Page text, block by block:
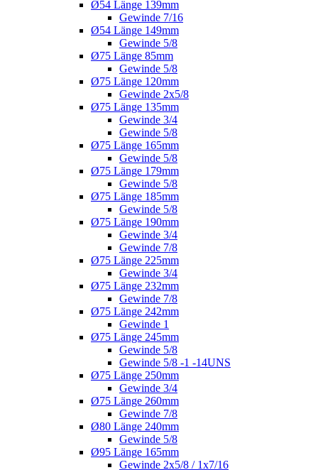
Ø54 Länge 139mm
Gewinde 7/16
Ø54 Länge 149mm
Gewinde 5/8
Ø75 Länge 85mm
Gewinde 5/8
Ø75 Länge 120mm
Gewinde 2x5/8
Ø75 Länge 135mm
Gewinde 3/4
Gewinde 5/8
Ø75 Länge 165mm
Gewinde 5/8
Ø75 Länge 179mm
Gewinde 5/8
Ø75 Länge 185mm
Gewinde 5/8
Ø75 Länge 190mm
Gewinde 3/4
Gewinde 7/8
Ø75 Länge 225mm
Gewinde 3/4
Ø75 Länge 232mm
Gewinde 7/8
Ø75 Länge 242mm
Gewinde 1
Ø75 Länge 245mm
Gewinde 5/8
Gewinde 5/8 -1 -14UNS
Ø75 Länge 250mm
Gewinde 3/4
Ø75 Länge 260mm
Gewinde 7/8
Ø80 Länge 240mm
Gewinde 5/8
Ø95 Länge 165mm
Gewinde 2x5/8 / 1x7/16